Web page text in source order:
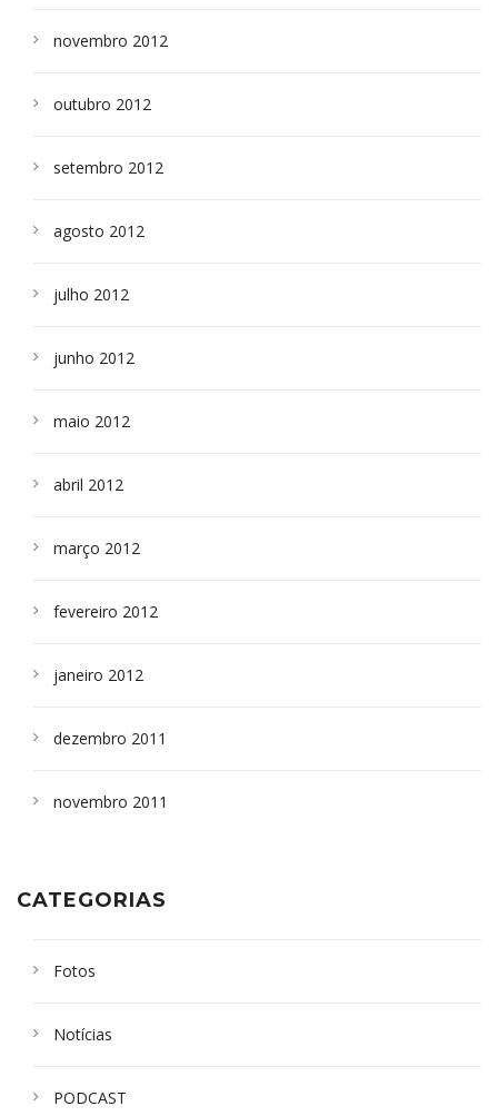
novembro 2012
outubro 2012
setembro 2012
agosto 2012
julho 2012
junho 2012
maio 2012
abril 2012
março 2012
fevereiro 2012
janeiro 2012
dezembro 2011
novembro 2011
CATEGORIAS
Fotos
Notícias
PODCAST